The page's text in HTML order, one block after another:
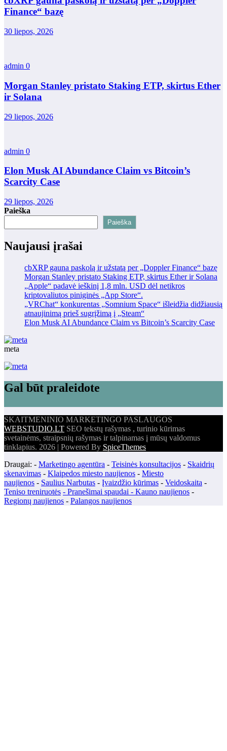
Finance“ bazę
30 liepos, 2026
admin 0
Morgan Stanley pristato Staking ETP, skirtus Ether
ir Solana
29 liepos, 2026
admin 0
Elon Musk AI Abundance Claim vs Bitcoin’s
Scarcity Case
29 liepos, 2026
Paieška
Paieška
Naujausi įrašai
cbXRP gauna paskolą ir užstatą per „Doppler Finance“ bazę
Morgan Stanley pristato Staking ETP, skirtus Ether ir Solana
„Apple“ padavė ieškinį 1,8 mln. USD dėl netikros
kriptovaliutos piniginės „App Store“.
„VRChat“ konkurentas „Somnium Space“ išleidžia didžiausią
atnaujinimą prieš sugrįžimą į „Steam“
Elon Musk AI Abundance Claim vs Bitcoin’s Scarcity Case
meta
Gal būt praleidote
SKAITMENINIO MARKETINGO PASLAUGOS
WEBSTUDIO.LT SEO tekstų rašymas , turinio kūrimas
svetainėms, straipsnių rašymas ir talpinamas į mūsų valdomus
tinklapius. 2026 | Powered By SpiceThemes
Draugai: - Marketingo agentūra - Teisinės konsultacijos - Skaidrių
skenavimas - Klaipedos miesto naujienos - Miesto
naujienos - Saulius Narbutas - Įvaizdžio kūrimas - Veidoskaita -
Teniso treniruotės - Pranešimai spaudai - Kauno naujienos -
Regionų naujienos - Palangos naujienos